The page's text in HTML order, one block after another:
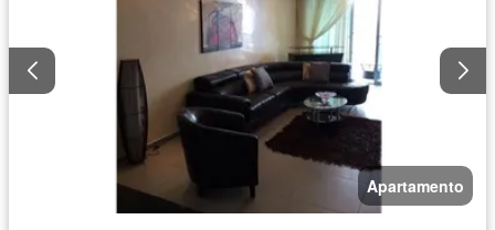
Apartamento